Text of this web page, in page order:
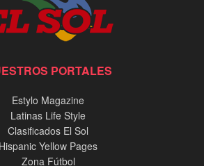
PORTALES
Estylo Magazine
Latinas Life Style
Clasificados El Sol
Hispanic Yellow Pages
Zona Fútbol